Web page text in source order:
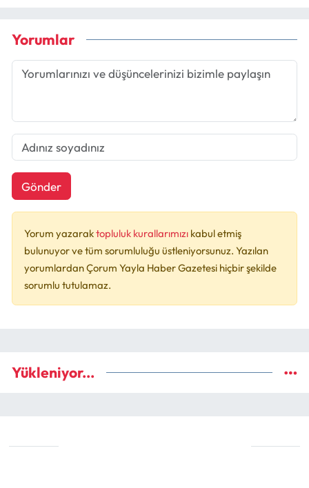
Yorumlar
Gönder
Yorum yazaraktopluluk kurallarımızı kabul etmiş
bulunuyor ve tüm sorumluluğu üstleniyorsunuz. Yazılan
yorumlardan Çorum Yayla Haber Gazetesi hiçbir şekilde
sorumlu tutulamaz.
Yükleniyor...